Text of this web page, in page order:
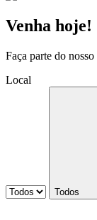
Venha hoje!
Faça parte do
Local
Todos